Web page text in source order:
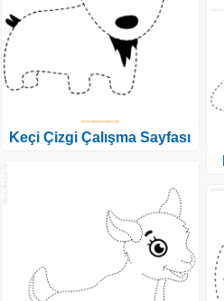
Keçi Çizgi Çalışma Sayfası